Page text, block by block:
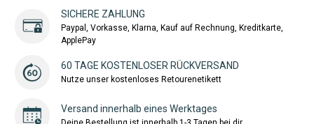
SICHERE ZAHLUNG
Paypal, Vorkasse, Klarna, Kauf auf Rechnung, Kreditkarte,
ApplePay
60 TAGE KOSTENLOSER RÜCKVERSAND
Nutze unser kostenloses Retourenetikett
Versand innerhalb eines Werktages